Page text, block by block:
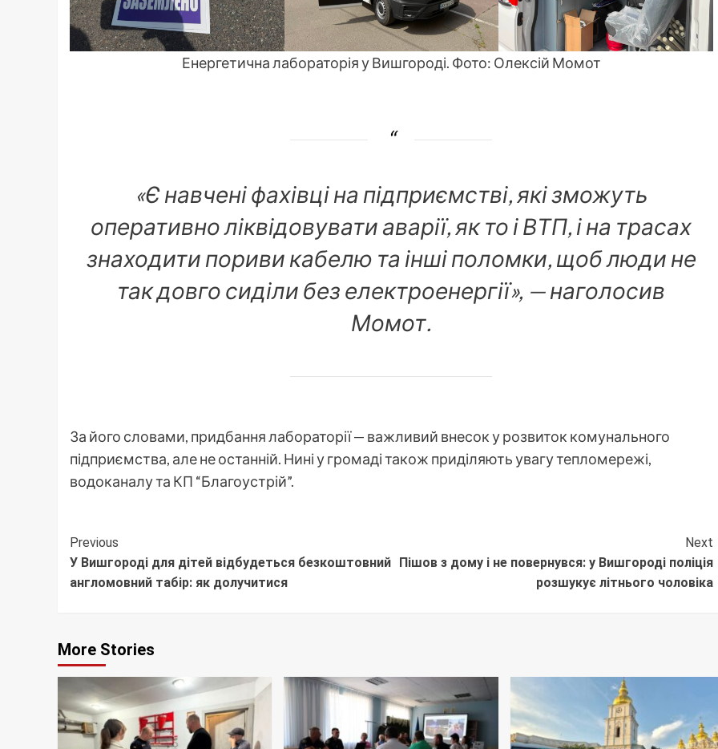
Енергетична лабораторія у Вишгороді. Фото: Олексій Момот
«Є навчені фахівці на підприємстві, які зможуть
оперативно ліквідовувати аварії, як то і ВТП, і на трасах
знаходити пориви кабелю та інші поломки, щоб люди не
так довго сиділи без електроенергії», — наголосив
Момот.
За його словами, придбання лабораторії — важливий внесок у розвиток комунального
підприємства, але не останній. Нині у громаді також приділяють увагу тепломережі,
водоканалу та КП “Благоустрій”.
Continue
Reading
Previous
У Вишгороді для дітей відбудеться безкоштовний
англомовний табір: як долучитися
Next
Пішов з дому і не повернувся: у Вишгороді поліція
розшукує літнього чоловіка
More Stories